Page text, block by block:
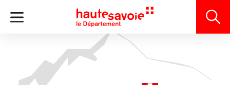
Panneau de gestion des cookies